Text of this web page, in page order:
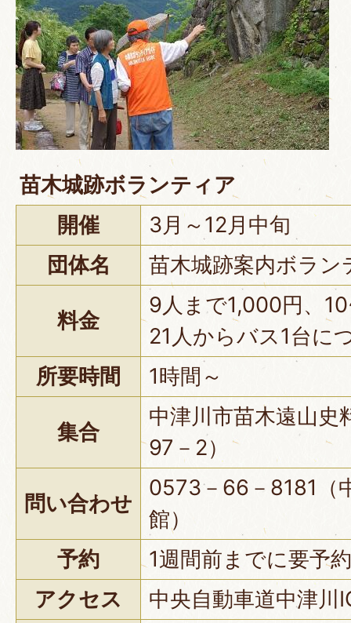
苗木城跡ボランティア
開催
3月～12月中旬
団体名
苗木城跡案内ボラン
料金
9人まで1,000円、
21人からバス1台に
所要時間
1時間～
集合
中津川市苗木遠山史
97－2）
問い合わせ
0573－66－8181（
館）
予約
1週間前までに要予約
アクセス
中央自動車道中津川